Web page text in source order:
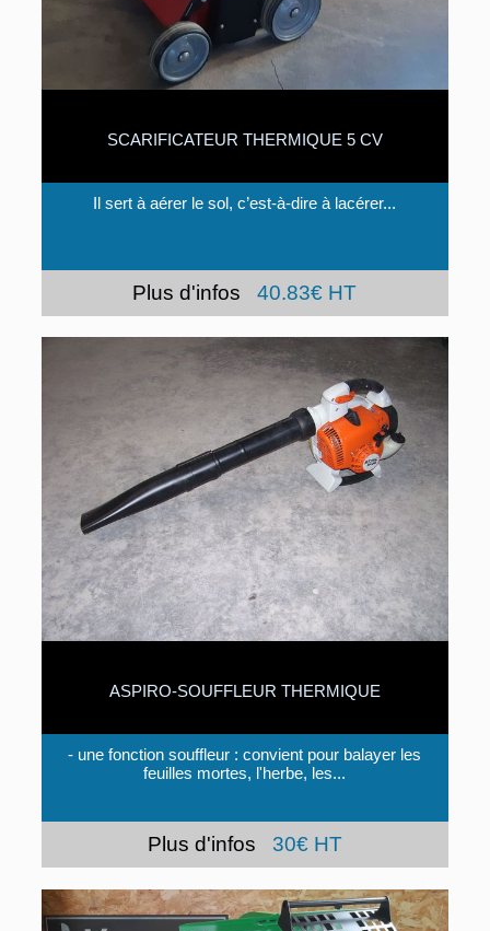
SCARIFICATEUR THERMIQUE 5 CV
Il sert à aérer le sol, c’est-à-dire à lacérer...
Plus d'infos40.83€ HT
ASPIRO-SOUFFLEUR THERMIQUE
- une fonction souffleur : convient pour balayer les
feuilles mortes, l'herbe, les...
Plus d'infos 30€ HT